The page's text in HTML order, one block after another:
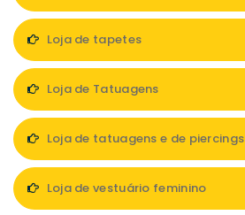
Loja de tapetes
Loja de Tatuagens
Loja de tatuagens e de piercings
Loja de vestuário feminino